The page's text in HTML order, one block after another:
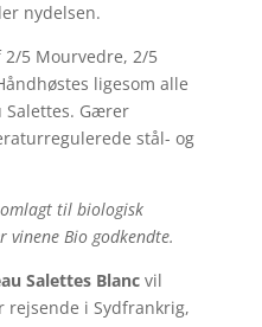
nydelsen.
5 Mourvedre, 2/5
ligesom alle
Salettes. Gærer
stål- og
til biologisk
vinene Bio godkendte.
Salettes Blancvil
i Sydfrankrig,